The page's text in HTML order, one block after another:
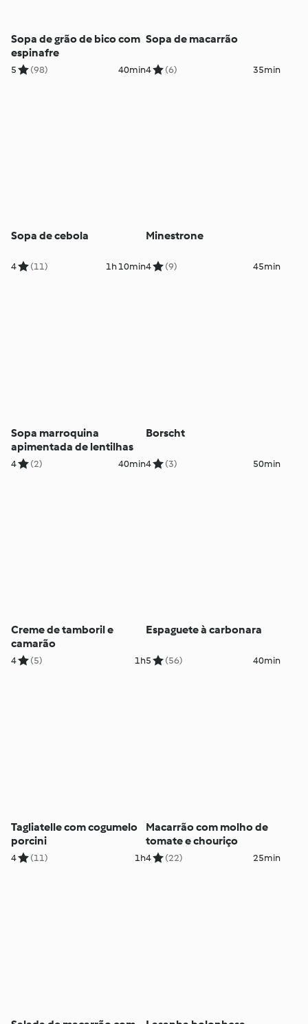
Sopa de grão de bico com
espinafre
5 (98) 40min
Sopa de macarrão
4 (6) 35min
Sopa de cebola
4 (11) 1h 10min
Minestrone
4 (9) 45min
Sopa marroquina
apimentada de lentilhas
4 (2) 40min
Borscht
4 (3) 50min
Creme de tamboril e
camarão
4 (5) 1h
Espaguete à carbonara
5 (56) 40min
Tagliatelle com cogumelo
porcini
4 (11) 1h
Macarrão com molho de
tomate e chouriço
4 (22) 25min